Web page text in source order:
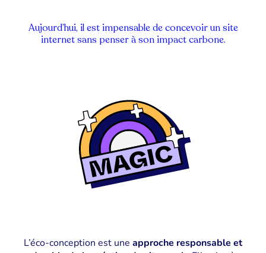
Aujourd’hui, il est impensable de concevoir un site
internet sans penser à son impact carbone.
L’éco-conception est une approche responsable et